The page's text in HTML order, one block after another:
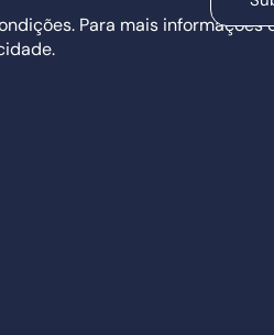
Para mais informações